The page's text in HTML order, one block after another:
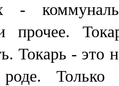
-
прочее.
Токарь - это
Только